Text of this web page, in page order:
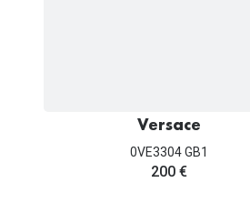
Versace
0VE3304 GB1
200 €